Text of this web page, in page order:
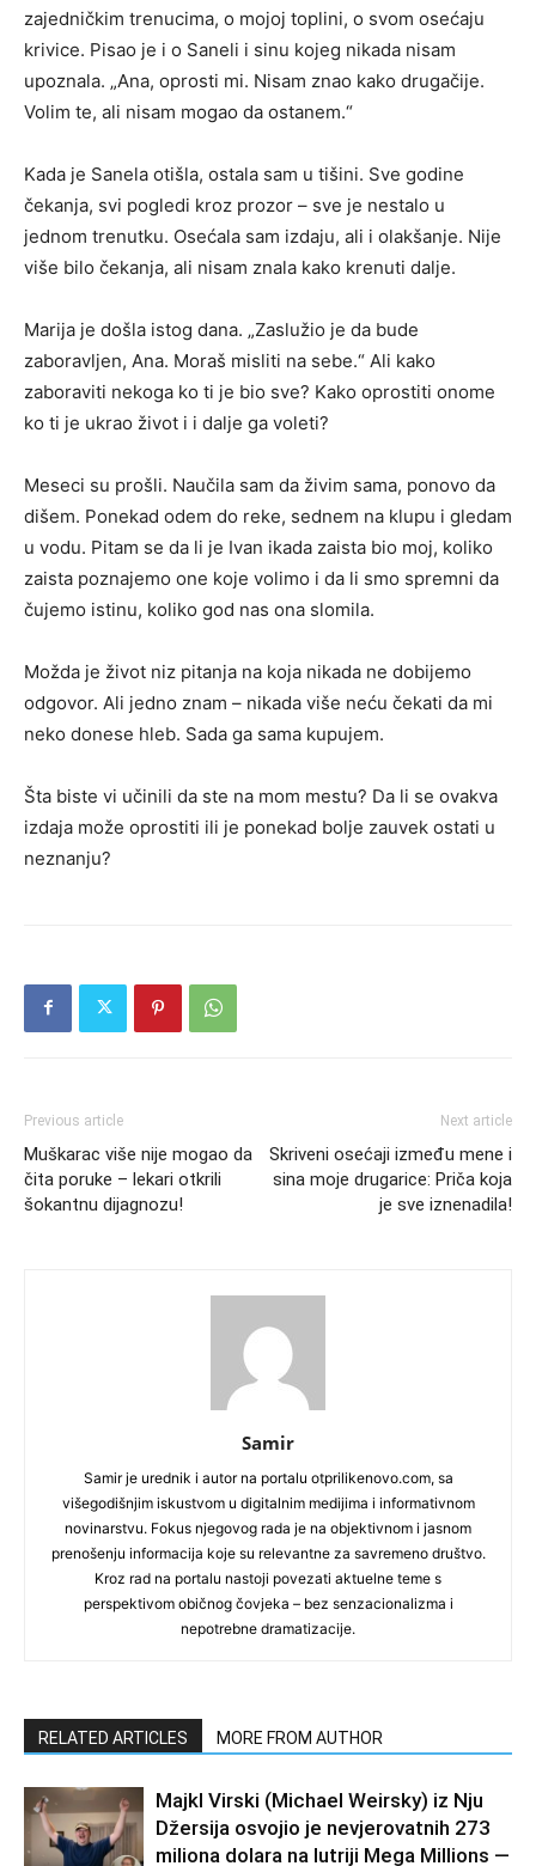
zajedničkim trenucima, o mojoj toplini, o svom osećaju
krivice. Pisao je i o Saneli i sinu kojeg nikada nisam
upoznala. „Ana, oprosti mi. Nisam znao kako drugačije.
Volim te, ali nisam mogao da ostanem.“
Kada je Sanela otišla, ostala sam u tišini. Sve godine
čekanja, svi pogledi kroz prozor – sve je nestalo u
jednom trenutku. Osećala sam izdaju, ali i olakšanje. Nije
više bilo čekanja, ali nisam znala kako krenuti dalje.
Marija je došla istog dana. „Zaslužio je da bude
zaboravljen, Ana. Moraš misliti na sebe.“ Ali kako
zaboraviti nekoga ko ti je bio sve? Kako oprostiti onome
ko ti je ukrao život i i dalje ga voleti?
Meseci su prošli. Naučila sam da živim sama, ponovo da
dišem. Ponekad odem do reke, sednem na klupu i gledam
u vodu. Pitam se da li je Ivan ikada zaista bio moj, koliko
zaista poznajemo one koje volimo i da li smo spremni da
čujemo istinu, koliko god nas ona slomila.
Možda je život niz pitanja na koja nikada ne dobijemo
odgovor. Ali jedno znam – nikada više neću čekati da mi
neko donese hleb. Sada ga sama kupujem.
Šta biste vi učinili da ste na mom mestu? Da li se ovakva
izdaja može oprostiti ili je ponekad bolje zauvek ostati u
neznanju?
Previous article
Muškarac više nije mogao da
čita poruke – lekari otkrili
šokantnu dijagnozu!
Next article
Skriveni osećaji između mene i
sina moje drugarice: Priča koja
je sve iznenadila!
Samir
Samir je urednik i autor na portalu otprilikenovo.com, sa
višegodišnjim iskustvom u digitalnim medijima i informativnom
novinarstvu. Fokus njegovog rada je na objektivnom i jasnom
prenošenju informacija koje su relevantne za savremeno društvo.
Kroz rad na portalu nastoji povezati aktuelne teme s
perspektivom običnog čovjeka – bez senzacionalizma i
nepotrebne dramatizacije.
RELATED ARTICLES MORE FROM AUTHOR
Majkl Virski (Michael Weirsky) iz Nju
Džersija osvojio je nevjerovatnih 273
miliona dolara na lutriji Mega Millions —